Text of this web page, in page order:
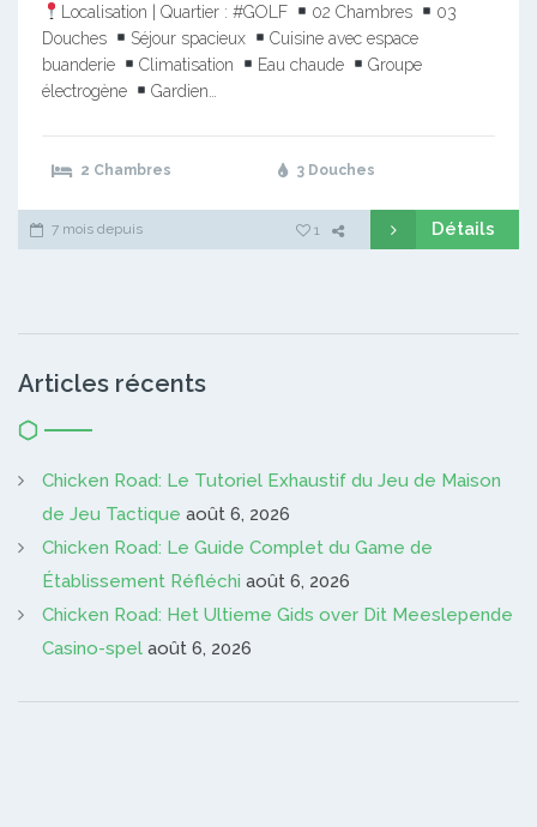
Localisation | Quartier : #GOLF
02 Chambres
03
Douches
Séjour spacieux
Cuisine avec espace
buanderie
Climatisation Eau chaude
Groupe
électrogène
Gardien…
2 Chambres 3 Douches
7 mois depuis 1 Détails
Articles récents
Chicken Road: Le Tutoriel Exhaustif du Jeu de Maison
de Jeu Tactique août 6, 2026
Chicken Road: Le Guide Complet du Game de
Établissement Réfléchi août 6, 2026
Chicken Road: Het Ultieme Gids over Dit Meeslepende
Casino-spel août 6, 2026